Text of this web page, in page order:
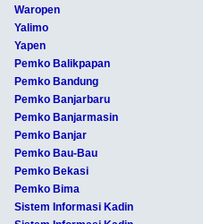
Waropen
Yalimo
Yapen
Pemko Balikpapan
Pemko Bandung
Pemko Banjarbaru
Pemko Banjarmasin
Pemko Banjar
Pemko Bau-Bau
Pemko Bekasi
Pemko Bima
Sistem Informasi Kadin